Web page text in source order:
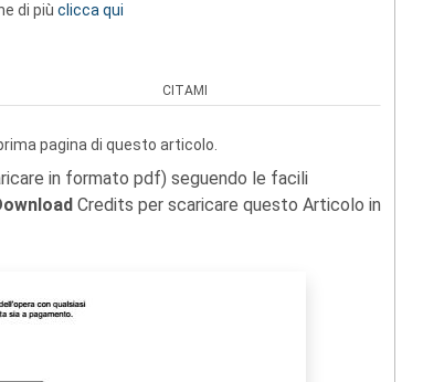
di più clicca qui
CITAMI
pagina di questo articolo.
in formato pdf) seguendo le facili
Credits per scaricare questo Articolo in